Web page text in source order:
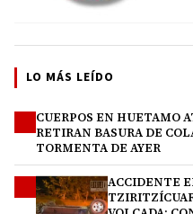
LO MÁS LEÍDO
CUERPOS EN HUETAMO
RETIRAN BASURA DE
TORMENTA DE AYER
ACCIDENTE